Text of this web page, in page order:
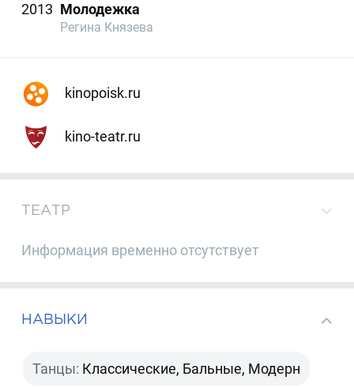
2013 Молодежка
Регина Князева
kinopoisk.ru
kino-teatr.ru
ТЕАТР
Информация временно отсутствует
НАВЫКИ
Танцы: Классические, Бальные, Модерн